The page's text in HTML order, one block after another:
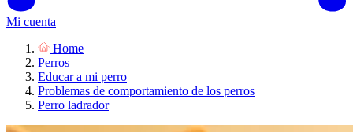
Mi cuenta
Home
Perros
Educar a mi perro
Problemas de comportamiento de los perros
Perro ladrador